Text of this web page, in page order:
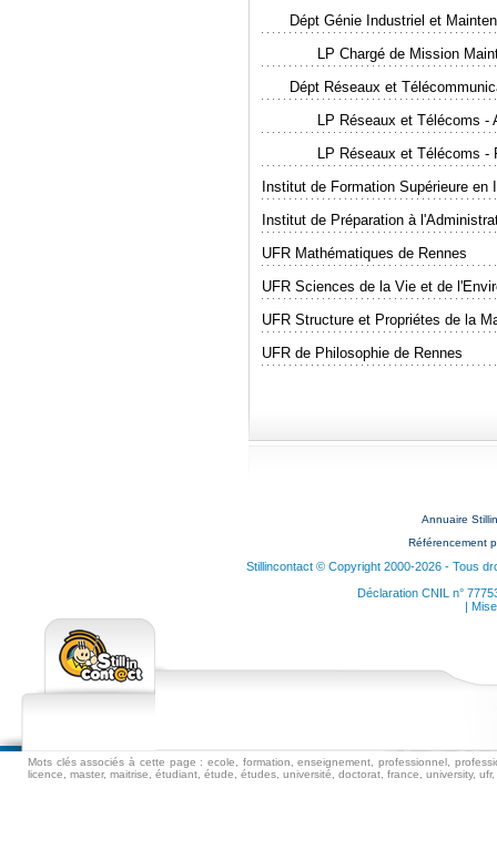
Dépt Génie Industriel et
LP Chargé de Mission
Dépt Réseaux et
LP Réseaux et Télécoms -
LP Réseaux et Télécoms
Institut de Formation Supérieure
Institut de Préparation à
UFR Mathématiques de Rennes
UFR Sciences de la Vie et de
UFR Structure et Propriétes de la
UFR de Philosophie de Rennes
Annuaire
Référencement
Stillincontact © Copyright 2000-2026 - Tous
Déclaration CNIL n°
|
Mots clés associés à cette page : ecole, formation, enseignement, professionnel,
licence, master, maitrise, étudiant, étude, études, université, doctorat, france, university,